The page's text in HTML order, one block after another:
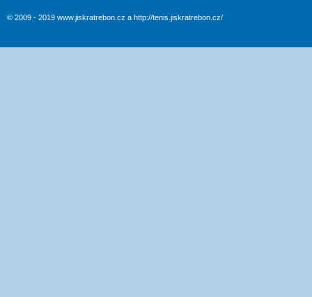
© 2009 - 2019 www.jiskratrebon.cz a http://tenis.jiskratrebon.cz/